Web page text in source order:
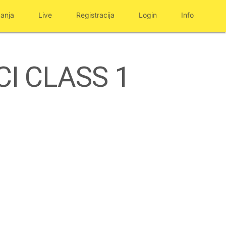
Live Registracija Login Info
CLASS 1